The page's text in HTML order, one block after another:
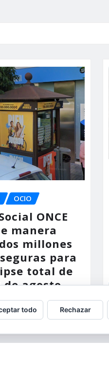
OCIO
ONCE
manera
millones
para
total de
de agosto
Ago 5, 2026
todo Rechazar